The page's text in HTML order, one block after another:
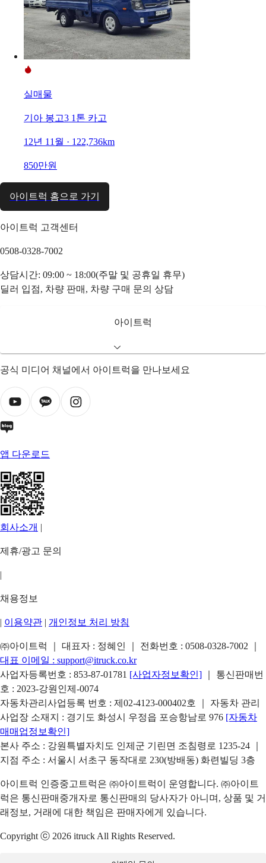
실매물
기아 봉고3 1톤 카고
12년 11월 · 122,736km
850만원
아이트럭 홈으로 가기
아이트럭 고객센터
0508-0328-7002
상담시간: 09:00 ~ 18:00(주말 및 공휴일 휴무)
딜러 입점, 차량 판매, 차량 구매 문의 상담
아이트럭
공식 미디어 채널에서 아이트럭을 만나보세요
앱 다운로드
회사소개 |
제휴/광고 문의
|
채용정보
| 이용약관 | 개인정보 처리 방침
㈜아이트럭 ｜ 대표자 : 정혜인 ｜ 전화번호 : 0508-0328-7002
대표 이메일 : support@itruck.co.kr
사업자등록번호 : 853-87-01781 [사업자정보확인]
｜ 통신판매번
호 : 2023-강원인제-0074
자동차관리사업등록 번호 : 제02-4123-000402호 ｜ 자동차 관리
사업장 소재지 : 경기도 화성시 우정읍 포승항남로 976 [자동차
매매업정보확인]
본사 주소 : 강원특별자치도 인제군 기린면 조침령로 1235-24 ｜
지점 주소 : 서울시 서초구 동작대로 230(방배동) 화련빌딩 3층
아이트럭 인증중고트럭은 ㈜아이트럭이 운영합니다. ㈜아이트
럭은 통신판매중개자로 통신판매의 당사자가 아니며, 상품 및 거
래정보, 거래에 대한 책임은 판매자에게 있습니다.
Copyright ⓒ 2026 itruck All Rights Reserved.